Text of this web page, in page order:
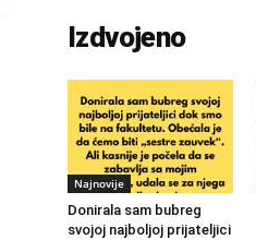
Izdvojeno
Najnovije
Donirala sam bubreg
svojoj najboljoj prijateljici